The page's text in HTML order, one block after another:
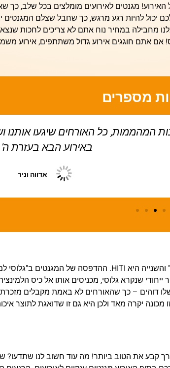
מגנטים לאירועים מומלצים בכל שלב, כך
יכול להיות רגע מרגש, כך שחבל שצלם
מחבילה במחיר נוח אתם לא צריכים לחכות
אם אתם חוגגים אירוע גדול משתתפים, אירוע
מספרים
אותנו ושאלו מי צלם המגנטים
היא HITI. ההדפסה של המגנטים ב"גלוסי
ייחודי שנקרא גלוסי, מכניסים אותו אל כיס
דוהים – כך שהאורחים לא באמת מקבלים
יקרה מאד ולכן היא גם זו שדואגת לתוצר
קבע את הטוב ביותר! מה עוד חשוב לנו שתדעו?